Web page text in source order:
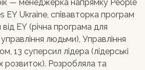
— менеджерка напрямку People
EY Ukraine, співавторка програм
від EY (річна програма для
управління людьми), Управління
13 суперсил лідера (лідерські
розвиток). Розробляла та